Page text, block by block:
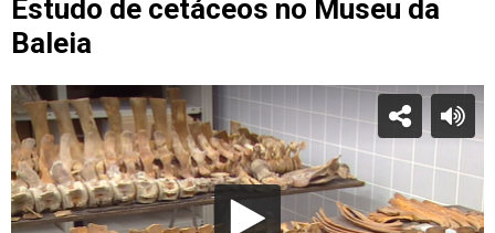
Estudo de cetáceos no Museu da
Baleia